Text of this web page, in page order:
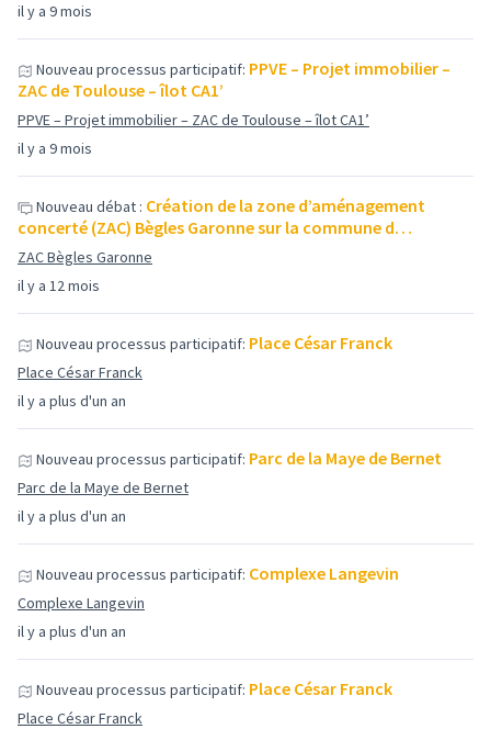
il y a 9 mois
il y a 9 mois
Nouveau processus participatif: PPVE – Projet immobilier –
ZAC de Toulouse – îlot CA1’
PPVE – Projet immobilier – ZAC de Toulouse – îlot CA1’
il y a 12 mois
Nouveau débat : Création de la zone d’aménagement
concerté (ZAC) Bègles Garonne sur la commune d…
ZAC Bègles Garonne
il y a plus d'un an
Nouveau processus participatif: Place César Franck
Place César Franck
il y a plus d'un an
Nouveau processus participatif: Parc de la Maye de Bernet
Parc de la Maye de Bernet
il y a plus d'un an
Nouveau processus participatif: Complexe Langevin
Complexe Langevin
Nouveau processus participatif: Place César Franck
Place César Franck